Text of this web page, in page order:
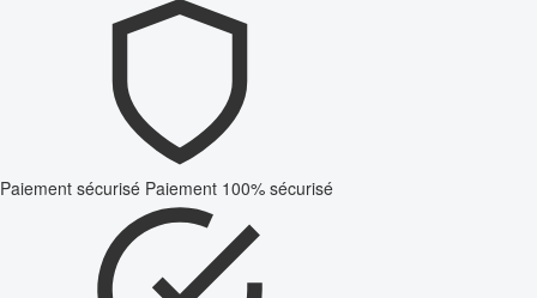
Paiement sécurisé Paiement 100% sécurisé